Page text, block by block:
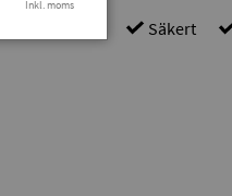
Säkert
Inkl. moms